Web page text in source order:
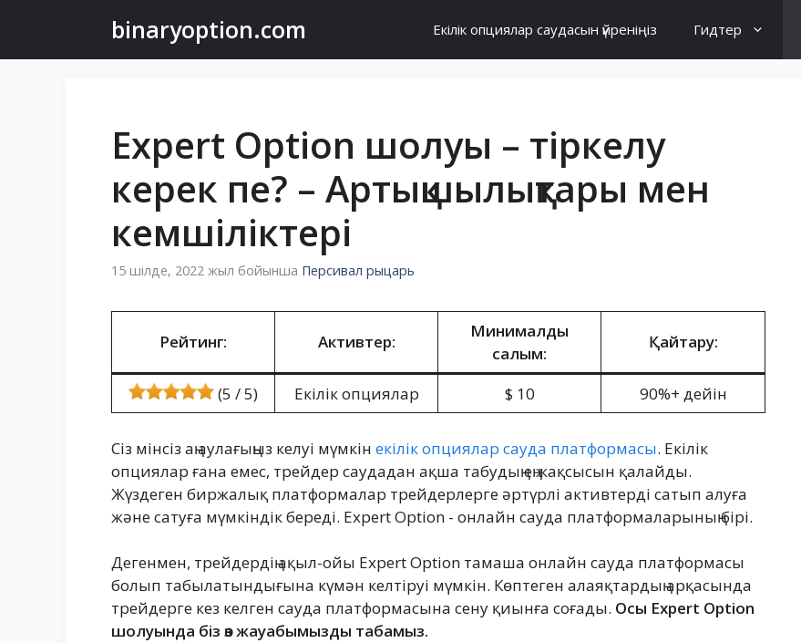
binaryoption.com Екілік опциялар саудасын үйреніңіз Гидтер
Expert Option шолуы – тіркелу
керек пе? – Артықшылықтары мен
кемшіліктері
15 шілде, 2022 жыл бойынша Персивал рыцарь
Рейтинг: Активтер:
Минималды
салым:
Қайтару:
(5 / 5) Екілік опциялар $ 10 90%+ дейін
Сіз мінсіз аң аулағыңыз келуі мүмкін екілік опциялар сауда платформасы. Екілік
опциялар ғана емес, трейдер саудадан ақша табудың ең жақсысын қалайды.
Жүздеген биржалық платформалар трейдерлерге әртүрлі активтерді сатып алуға
және сатуға мүмкіндік береді. Expert Option - онлайн сауда платформаларының бірі.
Дегенмен, трейдердің ақыл-ойы Expert Option тамаша онлайн сауда платформасы
болып табылатындығына күмән келтіруі мүмкін. Көптеген алаяқтардың арқасында
трейдерге кез келген сауда платформасына сену қиынға соғады. Осы Expert Option
шолуында біз өз жауабымызды табамыз.